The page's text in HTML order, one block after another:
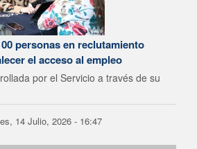
personas en reclutamiento
el acceso al empleo
por el Servicio a través de su
14 Julio, 2026 - 16:47